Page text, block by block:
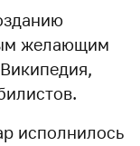
желающим
исполнилось